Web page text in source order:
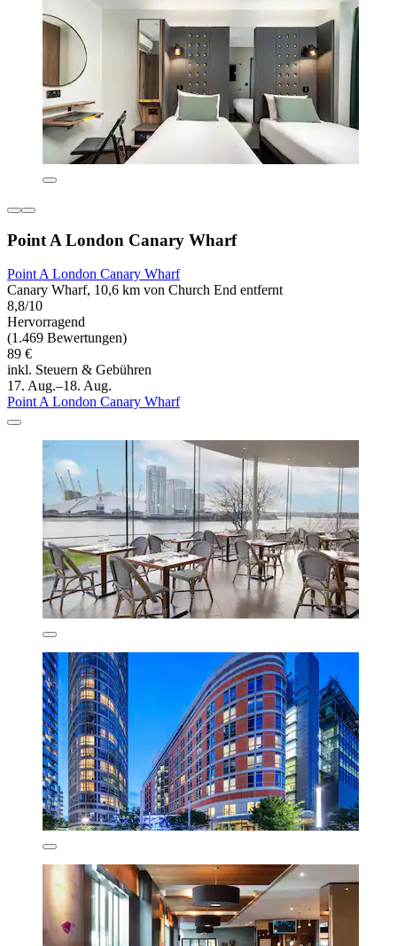
Point A London Canary Wharf
Point A London Canary Wharf
Canary Wharf, 10,6 km von Church End entfernt
8,8/10
Hervorragend
(1.469 Bewertungen)
89 €
inkl. Steuern & Gebühren
17. Aug.–18. Aug.
Point A London Canary Wharf